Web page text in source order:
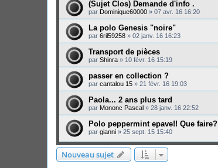
(Sujet Clos) Demande d'info .
par Dominique60000 » 07 avr. 16 16:20
La polo Genesis "noire"
par 6ril59258 » 02 janv. 16 16:23
Transport de pièces
par Shinra » 10 févr. 16 15:19
passer en collection ?
par cantalou 15 » 21 févr. 16 19:03
Paola... 2 ans plus tard
par Mononc Pascal » 28 janv. 16 22:52
Polo peppermint epave!! Que faire?
par gianni » 25 sept. 15 15:40
Nouveau sujet